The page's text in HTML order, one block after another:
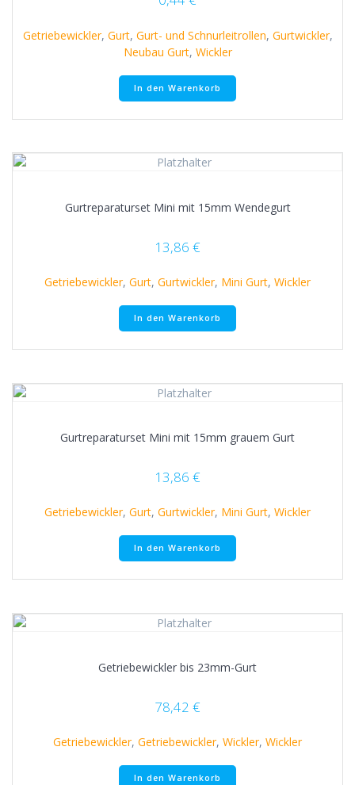
Getriebewickler, Gurt, Gurt- und Schnurleitrollen, Gurtwickler,
Neubau Gurt, Wickler
In den Warenkorb
Gurtreparaturset Mini mit 15mm Wendegurt
13,86 €
Getriebewickler, Gurt, Gurtwickler, Mini Gurt, Wickler
In den Warenkorb
Gurtreparaturset Mini mit 15mm grauem Gurt
13,86 €
Getriebewickler, Gurt, Gurtwickler, Mini Gurt, Wickler
In den Warenkorb
Getriebewickler bis 23mm-Gurt
78,42 €
Getriebewickler, Getriebewickler, Wickler, Wickler
In den Warenkorb